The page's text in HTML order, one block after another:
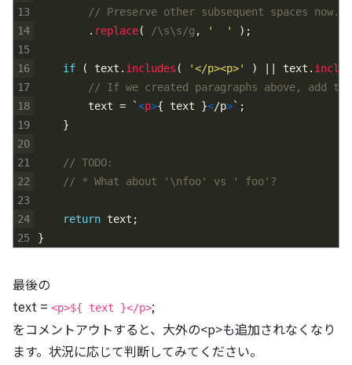
13
14
15
16
17
18
19
20
21
22
23
24
25
// Preserve other subsequent spaces now.
. replace( /\s\s/g , '  ' ) ;
if ( text . includes ( '</p><p>' ) text .
// If we created paragraphs above, add
text = `<p>{ text }</p>` ;
}
// TODO:
// * What about '\nfoo' vs ' foo'?
return text ;
}
最後の
text = <p>${ text }</p>;
をコメントアウトすると、大外の<p>も追加されなくなり
ます。状況に応じて判断してみてください。